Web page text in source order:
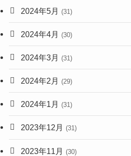
2024年5月 (31)
2024年4月 (30)
2024年3月 (31)
2024年2月 (29)
2024年1月 (31)
2023年12月 (31)
2023年11月 (30)